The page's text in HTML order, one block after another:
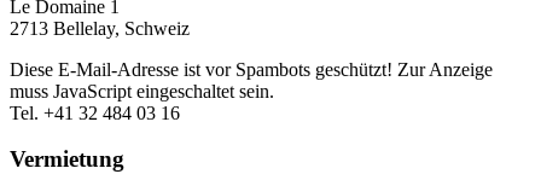
Le Domaine 1
2713 Bellelay, Schweiz
Diese E-Mail-Adresse ist vor Spambots geschützt! Zur Anzeige
muss JavaScript eingeschaltet sein.
Tel. +41 32 484 03 16
Vermietung